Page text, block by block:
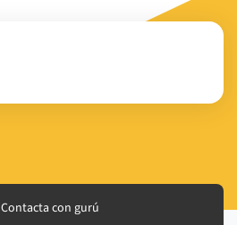
Contacta con gurú